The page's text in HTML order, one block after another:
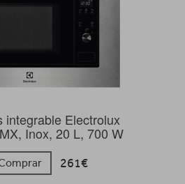
integrable Electrolux
Inox, 20 L, 700 W
261€